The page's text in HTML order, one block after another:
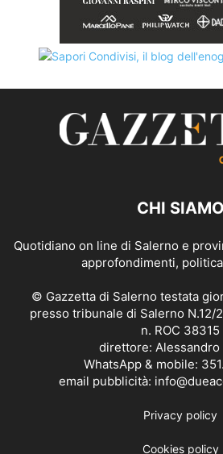
CHI SIAMO
Quotidiano on line di Salerno e
approfondimenti,
© Gazzetta di Salerno testata
presso tribunale di Salerno N.12/
n. ROC 38315
direttore: Alessandro
WhatsApp & mobile:
email pubblicità:
Privacy policy
Cookies policy